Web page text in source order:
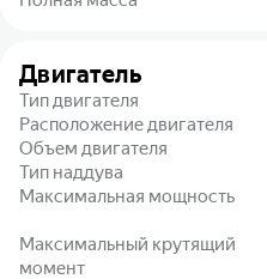
Двигатель
Тип двигателя
Расположение двигателя
Объем двигателя
Тип наддува
Максимальная мощность
Максимальный крутящий
момент